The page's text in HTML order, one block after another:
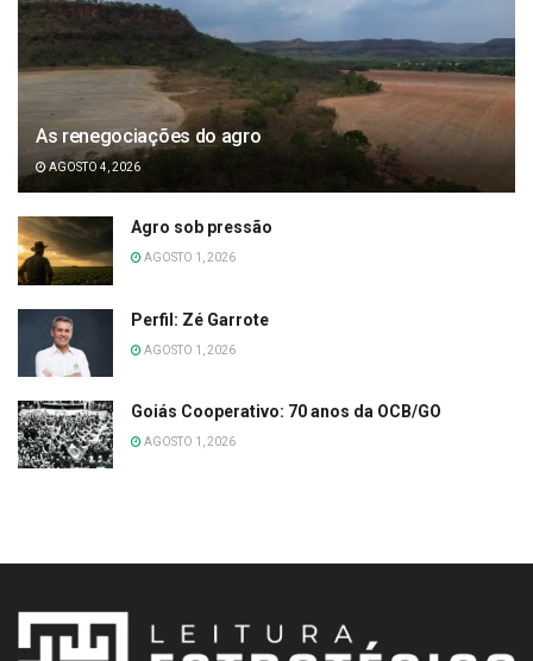
As renegociações do agro
AGOSTO 4, 2026
Agro sob pressão
AGOSTO 1, 2026
Perfil: Zé Garrote
AGOSTO 1, 2026
Goiás Cooperativo: 70 anos da OCB/GO
AGOSTO 1, 2026